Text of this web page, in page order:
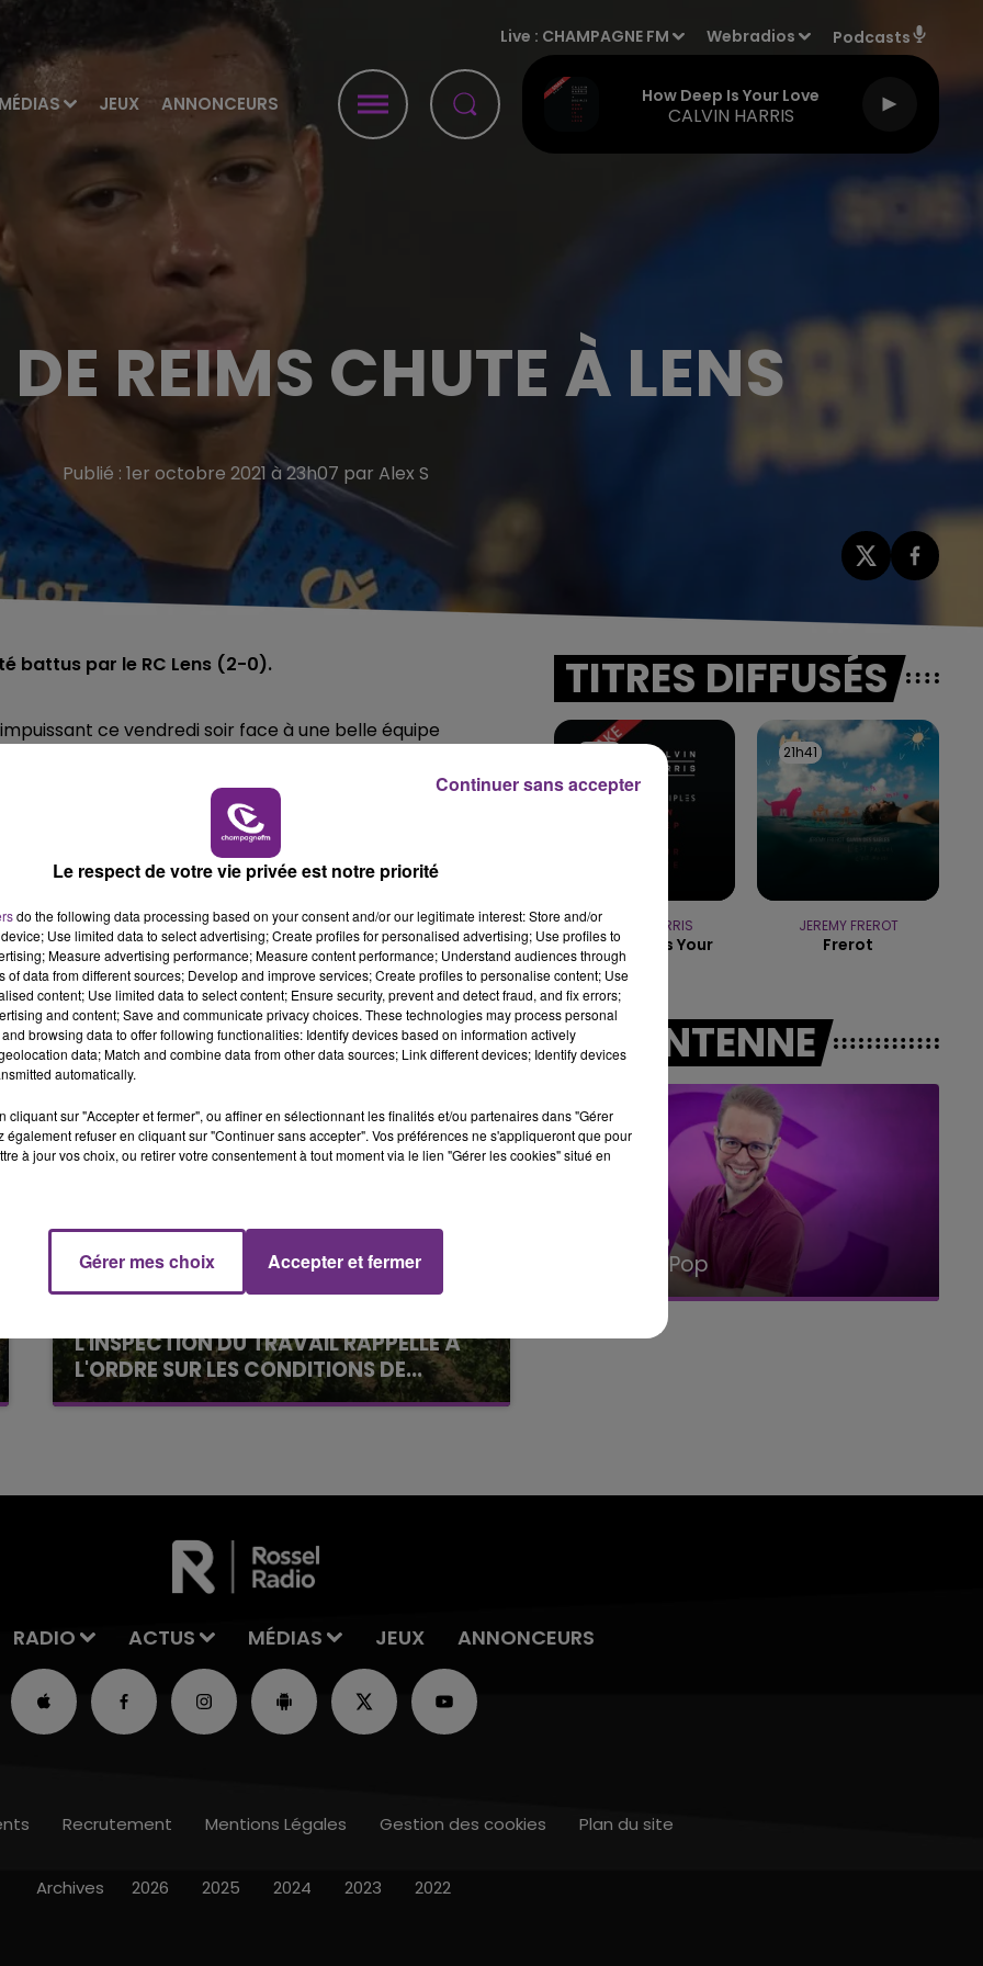
MÉDIAS JEUX ANNONCEURS
Live : CHAMPAGNE FM Webradios Podcasts
How Deep Is Your Love
CALVIN HARRIS
6h00 - 10h00
LA FAMILLE
10h00 - 14h00
LE TICKET DE CAISSE
REIMS CHUTE À LENS
Publié : 1er octobre 2021 à 23h07 par Alex S
battus par le RC Lens (2-0).
ce vendredi soir face à une belle équipe
ont d'abord fait la différence
joueur adverse (1-0, 45'+1). Le jeune attaquant des
s'envolaient rapidement après le second but
provisoirement à la 12ème place de Ligue 1.
L'INSPECTION DU TRAVAIL RAPPELLE À
L'ORDRE SUR LES CONDITIONS DE...
Alors que les dates de début des vendange
TITRES DIFFUSÉS
CALVIN HARRIS
How Deep Is Your
21h41
21h41
JEREMY FREROT
Frerot
A L'ANTENNE
LE TICKET DE CAISSE
14h00 - 15h00
La Radio Pop
RADIO ACTUS MÉDIAS JEUX ANNONCEURS
Recrutement Mentions Légales Gestion des cookies Plan du site
Archives 2026 2025 2024 2023 2022
Le respect de votre vie privée est notre priorité
do the following data processing based on your consent and/or our legitimate interest: Store and/or
Use limited data to select advertising; Create profiles for personalised advertising; Use profiles to
Measure advertising performance; Measure content performance; Understand audiences through
of data from different sources; Develop and improve services; Create profiles to personalise content; Use
content; Use limited data to select content; Ensure security, prevent and detect fraud, and fix errors;
and content; Save and communicate privacy choices. These technologies may process personal
browsing data to offer following functionalities: Identify devices based on information actively
data; Match and combine data from other data sources; Link different devices; Identify devices
automatically.
cliquant sur "Accepter et fermer", ou affiner en sélectionnant les finalités et/ou partenaires dans "Gérer
également refuser en cliquant sur "Continuer sans accepter". Vos préférences ne s'appliqueront que pour
à jour vos choix, ou retirer votre consentement à tout moment via le lien "Gérer les cookies" situé en
Gérer mes choix Accepter et fermer
Continuer sans accepter